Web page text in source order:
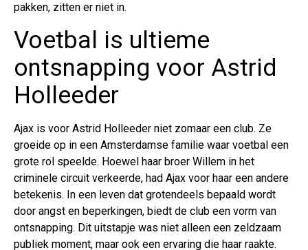
pakken, zitten er niet in.
Voetbal is ultieme
ontsnapping voor Astrid
Holleeder
Ajax is voor Astrid Holleeder niet zomaar een club. Ze
groeide op in een Amsterdamse familie waar voetbal een
grote rol speelde. Hoewel haar broer Willem in het
criminele circuit verkeerde, had Ajax voor haar een andere
betekenis. In een leven dat grotendeels bepaald wordt
door angst en beperkingen, biedt de club een vorm van
ontsnapping. Dit uitstapje was niet alleen een zeldzaam
publiek moment, maar ook een ervaring die haar raakte.